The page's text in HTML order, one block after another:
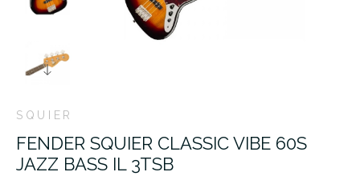
SQUIER
FENDER SQUIER CLASSIC VIBE 60S
JAZZ BASS IL 3TSB